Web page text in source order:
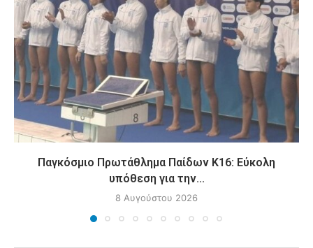
Παγκόσμιο Πρωτάθλημα Παίδων Κ16: Εύκολη
υπόθεση για την...
8 Αυγούστου 2026